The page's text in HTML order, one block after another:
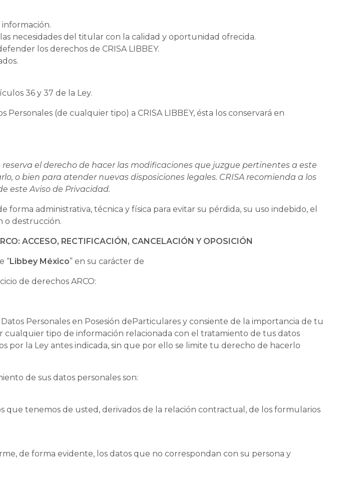
necesidades del titular con la calidad y oportunidad ofrecida.
los derechos de CRISA LIBBEY.
36 y 37 de la Ley.
(de cualquier tipo) a CRISA LIBBEY, ésta los conservará en
reserva el derecho de hacer las modificaciones que juzgue pertinentes a este
o bien para atender nuevas disposiciones legales. CRISA recomienda a los
este Aviso de Privacidad.
forma administrativa, técnica y física para evitar su pérdida, su uso indebido, el
o destrucción.
ACCESO, RECTIFICACIÓN, CANCELACIÓN Y OPOSICIÓN
“Libbey México” en su carácter de
de derechos ARCO:
Personales en Posesión deParticulares y consiente de la importancia de tu
cualquier tipo de información relacionada con el tratamiento de tus datos
por la Ley antes indicada, sin que por ello se limite tu derecho de hacerlo
de sus datos personales son:
que tenemos de usted, derivados de la relación contractual, de los formularios
de forma evidente, los datos que no correspondan con su persona y